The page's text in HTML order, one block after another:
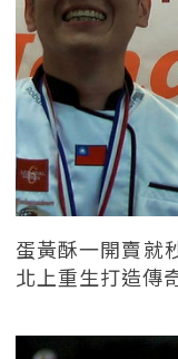
蛋黃酥一開賣就
北上重生打造傳